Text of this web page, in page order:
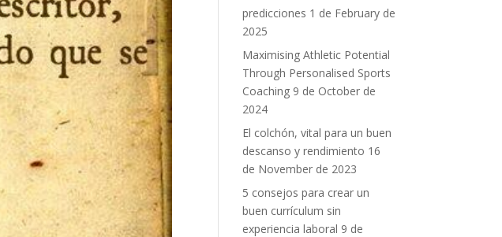
predicciones 1 de February de
2025
Maximising Athletic Potential
Through Personalised Sports
Coaching 9 de October de
2024
El colchón, vital para un buen
descanso y rendimiento 16
de November de 2023
5 consejos para crear un
buen currículum sin
experiencia laboral 9 de